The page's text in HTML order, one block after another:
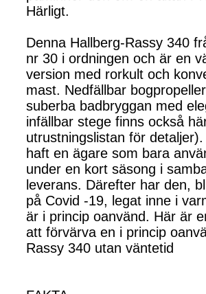
Härligt.
Denna Hallberg-Rassy 340
nr 30 i ordningen och är en
version med rorkult och
mast. Nedfällbar
suberba badbryggan med
infällbar stege finns också
utrustningslistan för
haft en ägare som bara
under en kort säsong i
leverans. Därefter har den,
på Covid -19, legat inne i
är i princip oanvänd. Här är
att förvärva en i princip
Rassy 340 utan väntetid